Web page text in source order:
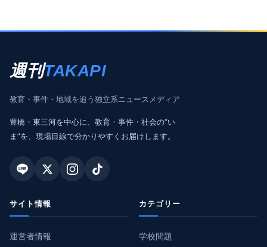
週刊TAKAPI
教育・事件・地域を追う独立系ニュースメディア
豊橋・東三河を中心に、教育・事件・社会の“い
ま”を、現場目線で分かりやすくお届けします。
サイト情報
運営者情報
カテゴリー
学校問題